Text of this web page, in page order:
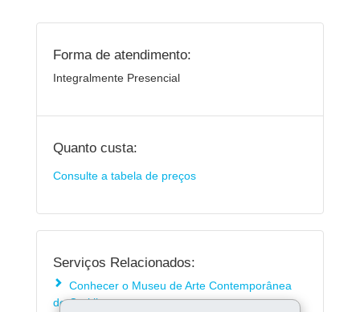
Forma de atendimento:
Integralmente Presencial
Quanto custa:
Consulte a tabela de preços
Serviços Relacionados:
Conhecer o Museu de Arte Contemporânea
de Curitiba